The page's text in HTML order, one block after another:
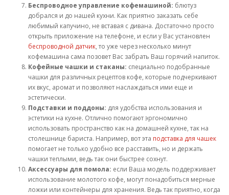
Беспроводное управление кофемашиной: блютуз
добрался и до нашей кухни. Как приятно заказать себе
любимый капучино, не вставая с дивана. Достаточно просто
открыть приложение на телефоне, и если у Вас установлен
беспроводной датчик, то уже через несколько минут
кофемашина сама позовет Вас забрать Ваш горячий напиток.
Кофейные чашки и стаканы: специально подобранные
чашки для различных рецептов кофе, которые подчеркивают
их вкус, аромат и позволяют наслаждаться ими еще и
эстетически.
Подставки и поддоны: для удобства использования и
эстетики на кухне. Отлично помогают эргономично
использовать пространство как на домашней кухне, так на
столешнице бариста. Например, вот эта подставка для чашек
помогает не только удобно все расставить, но и держать
чашки теплыми, ведь так они быстрее сохнут.
Аксессуары для помола: если Ваша модель поддерживает
использование молотого кофе, могут понадобиться мерные
ложки или контейнеры для хранения. Ведь так приятно, когда